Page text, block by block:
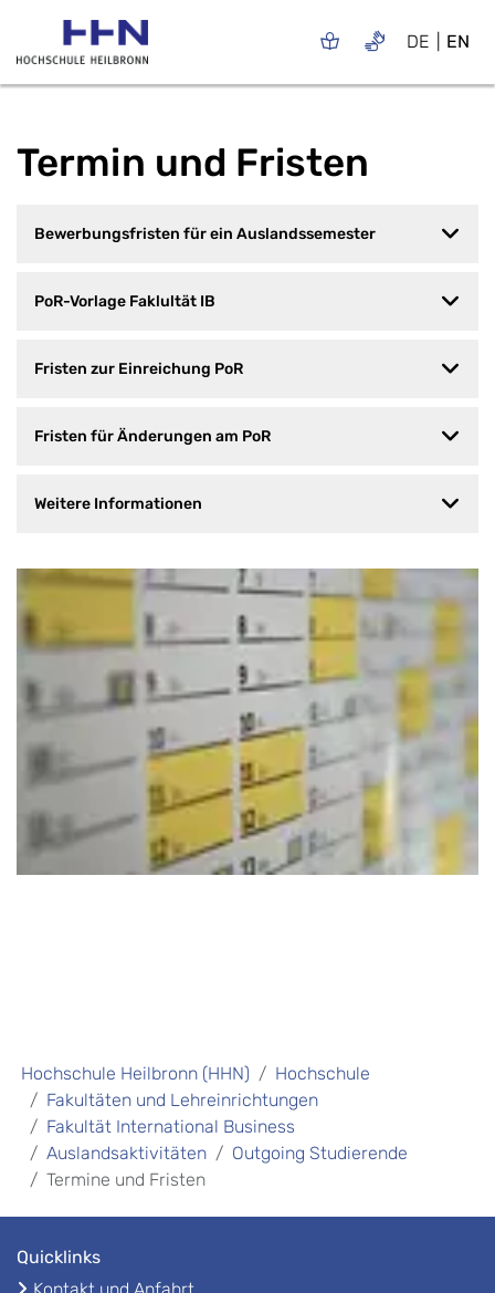
DE EN
Termin und Fristen
Bewerbungsfristen für ein Auslandssemester
PoR-Vorlage Faklultät IB
Fristen zur Einreichung PoR
Fristen für Änderungen am PoR
Weitere Informationen
Hochschule Heilbronn (HHN)
Hochschule
Fakultäten und Lehreinrichtungen
Fakultät International Business
Auslandsaktivitäten
Outgoing Studierende
Termine und Fristen
Quicklinks